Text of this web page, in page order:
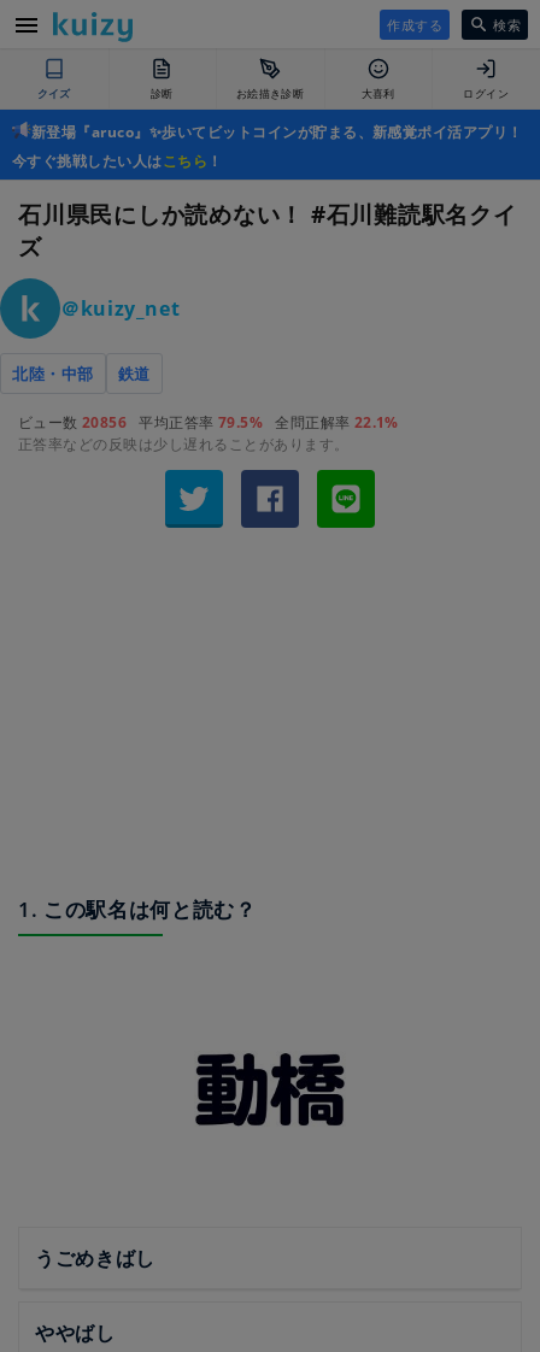
作成する 検索
クイズ 診断 お絵描き診断 大喜利 ログイン
新登場『aruco』✨歩いてビットコインが貯まる、新感覚ポイ活アプリ！
今すぐ挑戦したい人はこちら ！
石川県民にしか読めない！ #石川難読駅名クイ
ズ
＠kuizy_net
北陸・中部 鉄道
ビュー数 20856 平均正答率 79.5% 全問正解率 22.1%
正答率などの反映は少し遅れることがあります。
1. この駅名は何と読む？
うごめきばし
ややばし